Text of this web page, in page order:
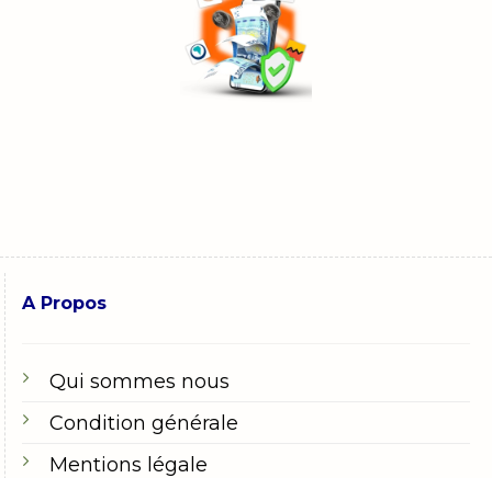
A Propos
Qui sommes nous
Condition générale
Mentions légale